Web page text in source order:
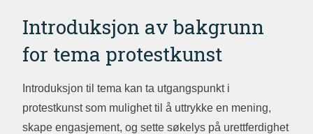
Introduksjon av bakgrunn
for tema protestkunst
Introduksjon til tema kan ta utgangspunkt i
protestkunst som mulighet til å uttrykke en mening,
skape engasjement, og sette søkelys på urettferdighet